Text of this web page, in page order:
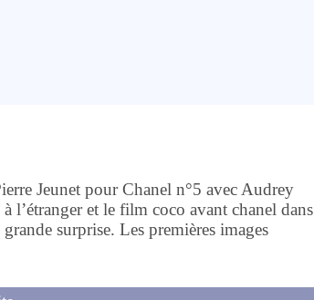
Jeunet pour Chanel n°5 avec Audrey
l’étranger et le film coco avant chanel dans
surprise. Les premières images